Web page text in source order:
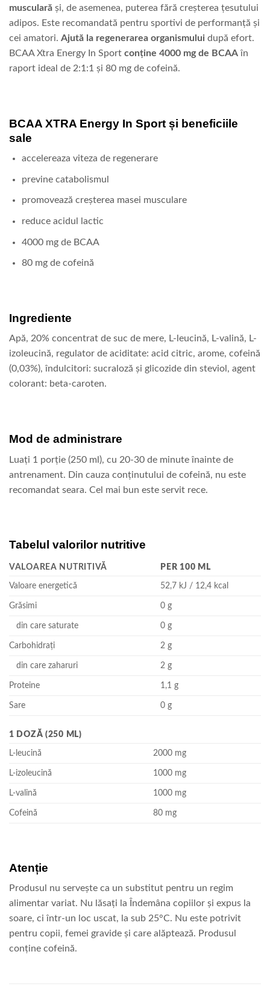
musculară și, de asemenea, puterea fără creșterea țesutului
adipos. Este recomandată pentru sportivi de performanță și
cei amatori. Ajută la regenerarea organismului după efort.
BCAA Xtra Energy In Sport conține 4000 mg de BCAA în
raport ideal de 2:1:1 și 80 mg de cofeină.
BCAA XTRA Energy In Sport și beneficiile
sale
accelereaza viteza de regenerare
previne catabolismul
promovează creșterea masei musculare
reduce acidul lactic
4000 mg de BCAA
80 mg de cofeină
Ingrediente
Apă, 20% concentrat de suc de mere, L-leucină, L-valină, L-
izoleucină, regulator de aciditate: acid citric, arome, cofeină
(0,03%), îndulcitori: sucraloză și glicozide din steviol, agent
colorant: beta-caroten.
Mod de administrare
Luați 1 porție (250 ml), cu 20-30 de minute înainte de
antrenament. Din cauza conținutului de cofeină, nu este
recomandat seara. Cel mai bun este servit rece.
Tabelul valorilor nutritive
VALOAREA NUTRITIVĂ PER 100 ML
Valoare energetică 52,7 kJ / 12,4 kcal
Grăsimi 0 g
din care saturate 0 g
Carbohidrați 2 g
din care zaharuri 2 g
Proteine 1,1 g
Sare 0 g
1 DOZĂ (250 ML)
L-leucină 2000 mg
L-izoleucină 1000 mg
L-valină 1000 mg
Cofeină 80 mg
Atenție
Produsul nu servește ca un substitut pentru un regim
alimentar variat. Nu lăsați la Îndemâna copiilor și expus la
soare, ci într-un loc uscat, la sub 25°C. Nu este potrivit
pentru copii, femei gravide și care alăptează. Produsul
conține cofeină.